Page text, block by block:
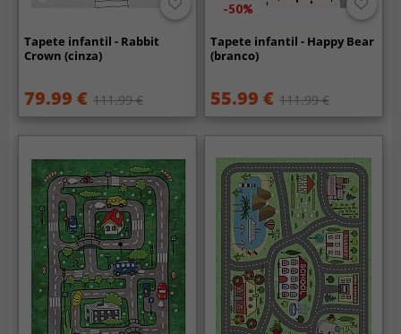
Tapete infantil - Rabbit
Crown (cinza)
79.99 € 111.99 €
-50%
Tapete infantil - Happy Bear
(branco)
55.99 € 111.99 €